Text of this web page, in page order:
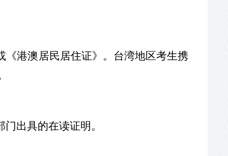
港澳居民居住证》。台湾地区考生携
出具的在读证明。